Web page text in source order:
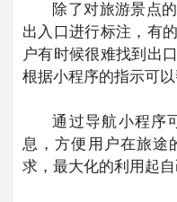
除了对旅游景点
出入口进行标注，有
户有时候很难找到出
根据小程序的指示可以
通过导航小程序
息，方便用户在旅途
求，最大化的利用起自